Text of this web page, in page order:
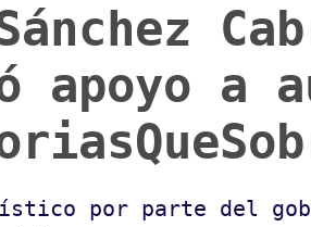
a
por parte del